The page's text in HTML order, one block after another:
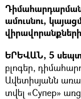
ամուսնու,
ԵՐԵՎԱՆ, 5
բլոգեր,
Ավետիսյանն
տվել «Супер»